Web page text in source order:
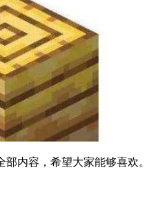
内容，希望大家能够喜欢。